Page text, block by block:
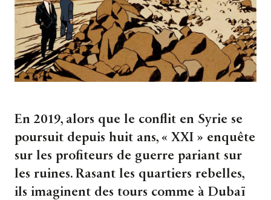
En 2019, alors que le conflit en Syrie se
poursuit depuis huit ans, « XXI » enquête
sur les profiteurs de guerre pariant sur
les ruines. Rasant les quartiers rebelles,
ils imaginent des tours comme à Dubaï